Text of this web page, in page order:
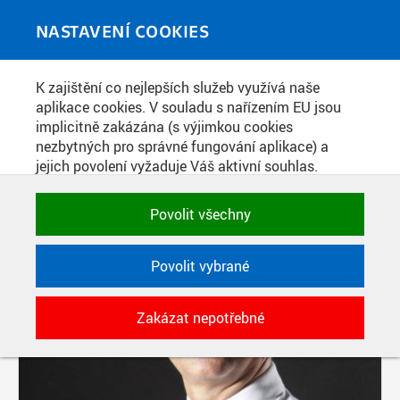
NASTAVENÍ COOKIES
K zajištění co nejlepších služeb využívá naše
aplikace cookies. V souladu s nařízením EU jsou
implicitně zakázána (s výjimkou cookies
nezbytných pro správné fungování aplikace) a
jejich povolení vyžaduje Váš aktivní souhlas.
zakázat, případně vybrat a povolit cookies podle
kategorie. Svoje rozhodnutí můžete samozřejmě
kdykoli změnit.
POTŘEBNÉ
Technické cookies využívané aplikacemi
ČVUT pro uchování jejich nastavení,
vlastností a identifikátorů relace. Jsou
nezbytné pro správné fungování a jsou
Povolit všechny
Povolit vybrané
Zakázat nepotřebné
MEDIATÉKA
PŘÍSPĚVKY PODLE FILTRU
Aktivní filtry: ŠTÍTEK: DĚKAN